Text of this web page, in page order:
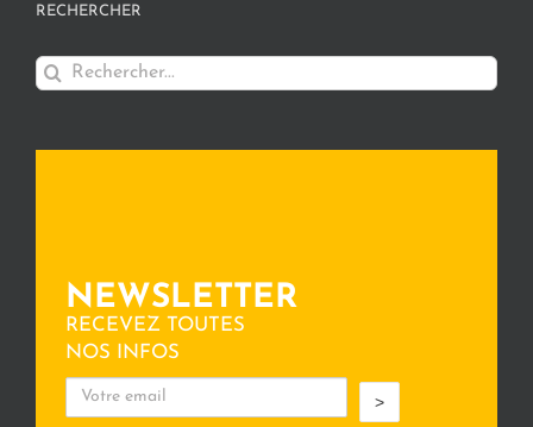
RECHERCHER
Rechercher:
NEWSLETTER
RECEVEZ TOUTES
NOS INFOS
>